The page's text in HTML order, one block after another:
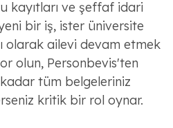
kayıtları ve şeffaf idari
bir iş, ister üniversite
olarak ailevi devam etmek
olun, Personbevis'ten
tüm belgeleriniz
kritik bir rol oynar.